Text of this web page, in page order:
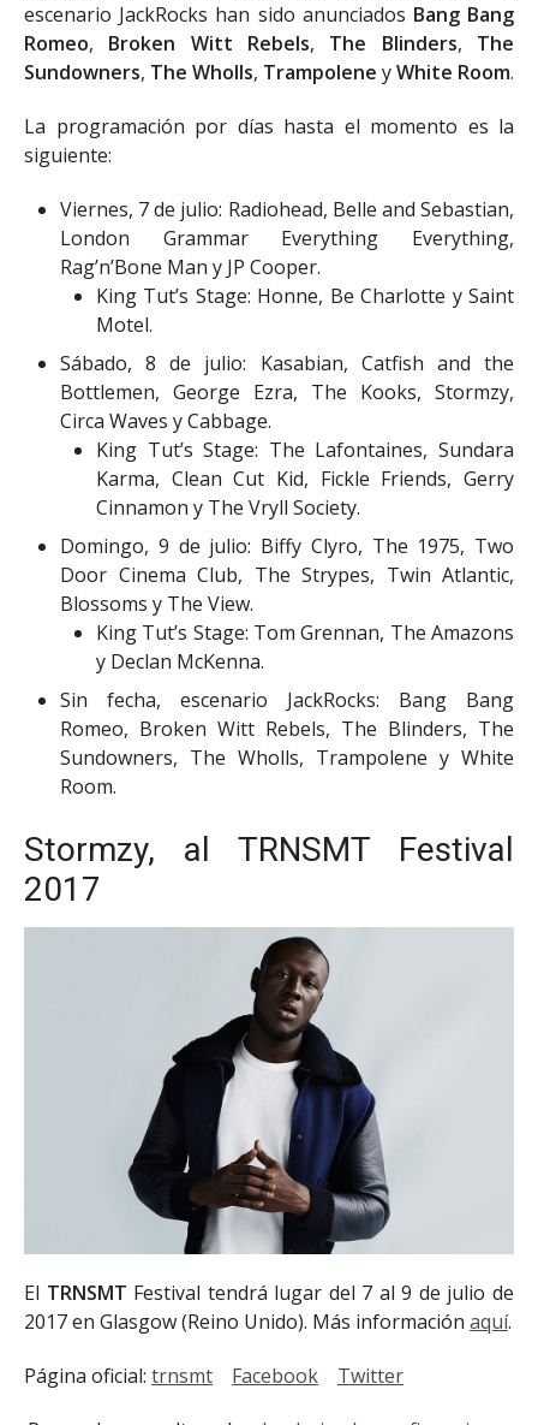
escenario JackRocks han sido anunciados Bang Bang
Romeo, Broken Witt Rebels, The Blinders, The
Sundowners, The Wholls, Trampolene yWhite Room.
La programación por días hasta el momento es la
siguiente:
Viernes, 7 de julio: Radiohead, Belle and Sebastian,
London Grammar Everything Everything,
Rag’n’Bone Man y JP Cooper.
King Tut’s Stage: Honne, Be Charlotte y Saint
Motel.
Sábado, 8 de julio: Kasabian, Catfish and the
Bottlemen, George Ezra, The Kooks, Stormzy,
Circa Waves y Cabbage.
King Tut’s Stage: The Lafontaines, Sundara
Karma, Clean Cut Kid, Fickle Friends, Gerry
Cinnamon y The Vryll Society.
Domingo, 9 de julio: Biffy Clyro, The 1975, Two
Door Cinema Club, The Strypes, Twin Atlantic,
Blossoms y The View.
King Tut’s Stage: Tom Grennan, The Amazons
y Declan McKenna.
Sin fecha, escenario JackRocks: Bang Bang
Romeo, Broken Witt Rebels, The Blinders, The
Sundowners, The Wholls, Trampolene y White
Room.
Stormzy, al TRNSMT Festival
2017
El TRNSMT Festival tendrá lugar del 7 al 9 de julio de
2017 en Glasgow (Reino Unido). Más información aquí.
Página oficial: trnsmt Facebook Twitter